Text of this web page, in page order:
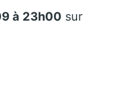
à 23h00 sur